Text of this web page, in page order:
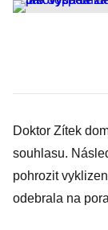
Doktor Zítek
souhlasu.
pohrozit
odebrala na